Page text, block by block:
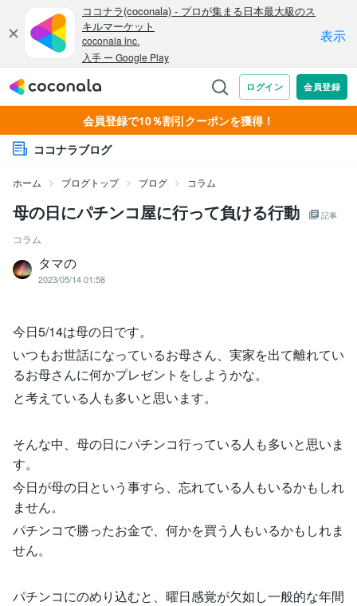
会員登録で10％割引クーポンを獲得！
ココナラブログ
ホーム ブログトップ ブログ コラム
母の日にパチンコ屋に行って負ける行動 記事
コラム
タマの
2023/05/14 01:58
今日5/14は母の日です。
いつもお世話になっているお母さん、実家を出て離れてい
るお母さんに何かプレゼントをしようかな。
と考えている人も多いと思います。
そんな中、母の日にパチンコ行っている人も多いと思いま
す。
今日が母の日という事すら、忘れている人もいるかもしれ
ません。
パチンコで勝ったお金で、何かを買う人もいるかもしれま
せん。
パチンコにのめり込むと、曜日感覚が欠如し一般的な年間